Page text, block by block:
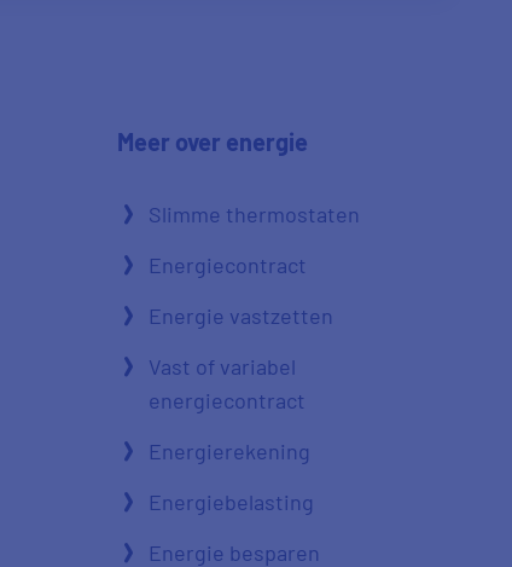
Meer over energie
Slimme thermostaten
Energiecontract
Energie vastzetten
Vast of variabel
energiecontract
Energierekening
Energiebelasting
Energie besparen